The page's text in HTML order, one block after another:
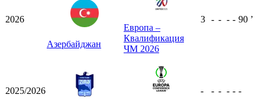
2026
Азербайджан
Европа –
Квалификация
ЧМ 2026
3 - - - - 90 ʼ
2025/2026 - - - - - -